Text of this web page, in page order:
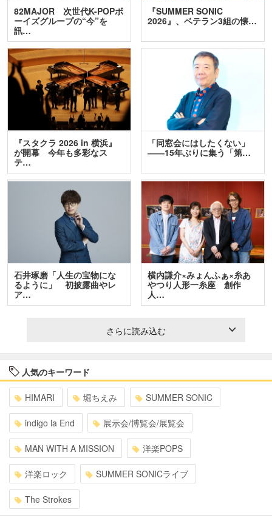
82MAJOR 次世代K-POPボ
ーイズグループの“今”を
訊…
『SUMMER SONIC
2026』、ベテラン3組の懐…
『スタクラ 2026 in 横浜』
が開幕 今年も多彩なス
テ…
「同窓会にはしたくない」
――15年ぶりに集う「第…
石井琢磨「人生の宝物にな
るように」 初披露曲やレ
ア…
横内謙介×みょんふぁ×糸あ
やつり人形一糸座 創作
人…
さらに読み込む
人気のキーワード
HIMARI 堀ちえみ SUMMER SONIC
indigo la End 展示会/博覧会/展覧会
MAN WITH A MISSION 洋楽POPS
洋楽ロック SUMMER SONICライブ
The Strokes